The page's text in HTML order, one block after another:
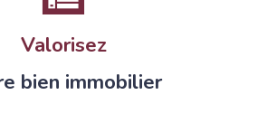
Valorisez
bien immobilier